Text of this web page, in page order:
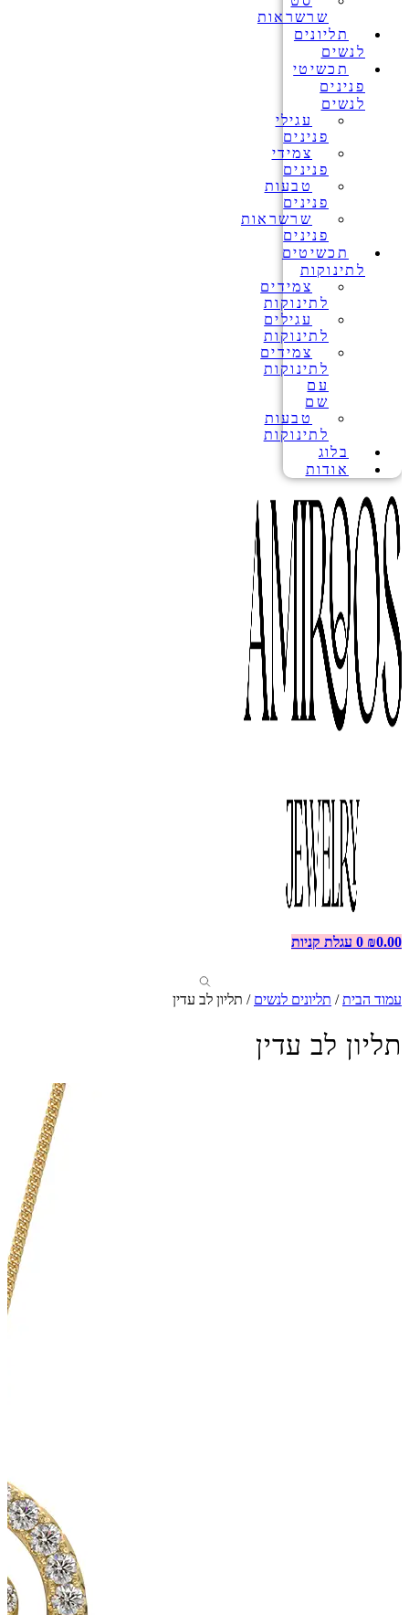
שרשראות
תליונים
לנשים
תכשיטי
פנינים
לנשים
עגילי
פנינים
צמידי
פנינים
טבעות
פנינים
שרשראות
פנינים
תכשיטים
לתינוקות
צמידים
לתינוקות
עגילים
לתינוקות
צמידים
לתינוקות
עם
שם
טבעות
לתינוקות
בלוג
אודות
₪0.00
0 עגלת קניות
עמוד הבית/ תליונים לנשים / תליון לב עדין
תליון לב עדין